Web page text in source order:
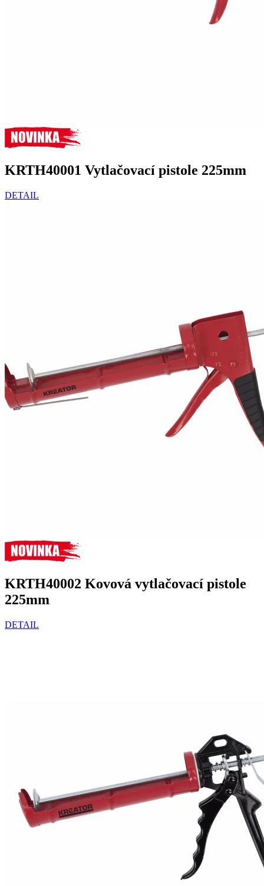
KRTH40001 Vytlačovací pistole 225mm
DETAIL
KRTH40002 Kovová vytlačovací pistole
225mm
DETAIL